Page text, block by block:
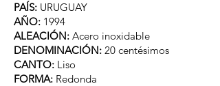
PAÍS: URUGUAY
AÑO: 1994
ALEACIÓN: Acero inoxidable
DENOMINACIÓN: 20 centésimos
CANTO: Liso
FORMA: Redonda